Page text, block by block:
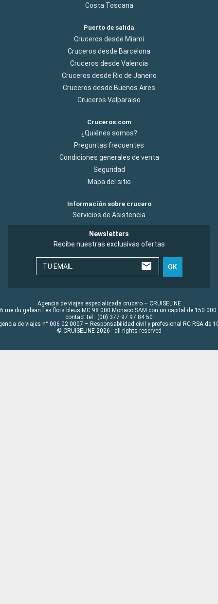
Costa Toscana
Puerto de salida
Cruceros desde Miami
Cruceros desde Barcelona
Cruceros desde Valencia
Cruceros desde Rio de Janeiro
Cruceros desde Buenos Aires
Cruceros Valparaiso
Cruceros.com
¿Quiénes somos?
Preguntas frecuentes
Condiciones generales de venta
Seguridad
Mapa del sitio
Información sobre crucero
Servicios de Asistencia
Newsletters
Recibe nuestras exclusivas ofertas
TU EMAIL OK
Agencia de viajes especializada crucero – CRUISELINE
rue du gabian Les flots bleus MC 98 000 Monaco SAM con un capital de 150 000
contact tel : (00) 377 97 97 84 50
de viajes n° 006 02 0007 – Responsabilidad civil y profesional RC RSA de
© CRUISELINE 2026 - all rights reserved